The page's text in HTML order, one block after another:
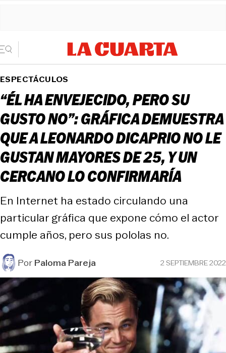
ESPECTÁCULOS
“ÉL HA ENVEJECIDO, PERO SU
GUSTO NO”: GRÁFICA DEMUESTRA
QUE A LEONARDO DICAPRIO NO LE
GUSTAN MAYORES DE 25, Y UN
CERCANO LO CONFIRMARÍA
En Internet ha estado circulando una
particular gráfica que expone cómo el actor
cumple años, pero sus pololas no.
PorPaloma Pareja 2 SEPTIEMBRE 2022